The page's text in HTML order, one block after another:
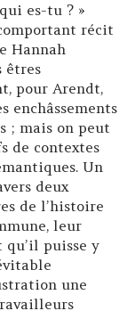
es-tu ? »
récit
Hannah
êtres
pour Arendt,
enchâssements
; mais on peut
de contextes
Un
deux
de l’histoire
leur
puisse y
une